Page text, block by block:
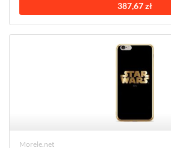
387,67 zł
Morele.net